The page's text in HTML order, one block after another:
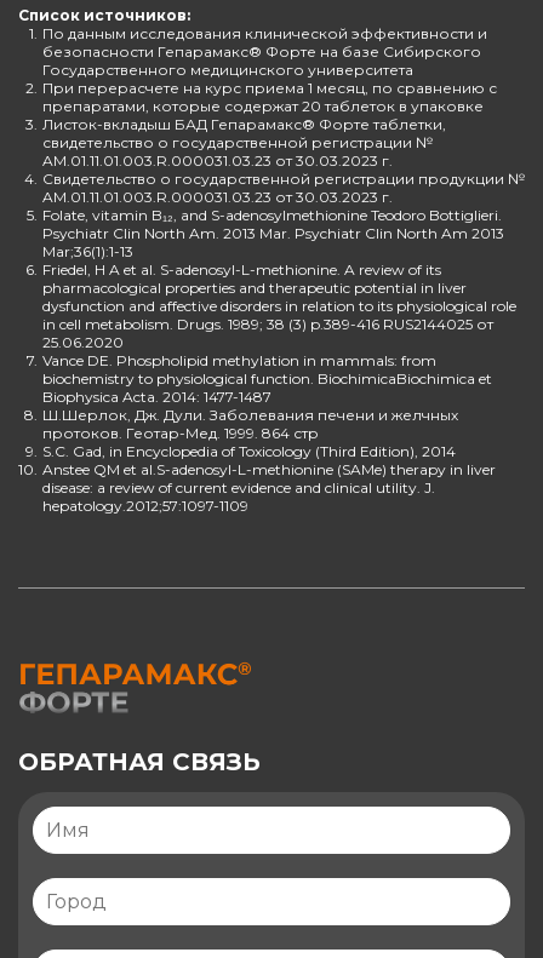
Список источников:
1. По данным исследования клинической эффективности и
безопасности Гепарамакс® Форте на базе Сибирского
Государственного медицинского университета
2. При перерасчете на курс приема 1 месяц, по сравнению с
препаратами, которые содержат 20 таблеток в упаковке
3. Листок-вкладыш БАД Гепарамакс® Форте таблетки,
свидетельство о государственной регистрации №
AM.01.11.01.003.R.000031.03.23 от 30.03.2023 г.
4. Свидетельство о государственной регистрации продукции №
AM.01.11.01.003.R.000031.03.23 от 30.03.2023 г.
5. Folate, vitamin B₁₂, and S-adenosylmethionine Teodoro Bottiglieri.
Psychiatr Clin North Am. 2013 Mar. Psychiatr Clin North Am 2013
Mar;36(1):1-13
6. Friedel, H A et al. S-adenosyl-L-methionine. A review of its
pharmacological properties and therapeutic potential in liver
dysfunction and affective disorders in relation to its physiological role
in cell metabolism. Drugs. 1989; 38 (3) p.389-416 RUS2144025 от
25.06.2020
7. Vance DE. Phospholipid methylation in mammals: from
biochemistry to physiological function. BiochimicaBiochimica et
Biophysica Acta. 2014: 1477-1487
8. Ш.Шерлок, Дж. Дули. Заболевания печени и желчных
протоков. Геотар-Мед. 1999. 864 стр
9. S.C. Gad, in Encyclopedia of Toxicology (Third Edition), 2014
10. Anstee QM et al.S-adenosyl-L-methionine (SAMe) therapy in liver
disease: a review of current evidence and clinical utility. J.
hepatology.2012;57:1097-1109
ОБРАТНАЯ СВЯЗЬ